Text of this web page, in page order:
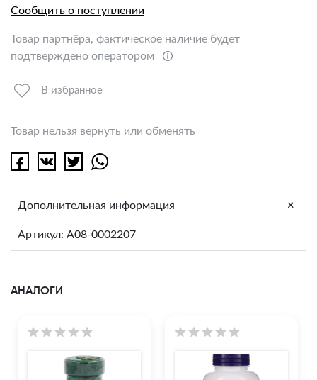
Сообщить о поступлении
Товар партнёра, фактическое наличие будет
подтверждено оператором
В избранное
Товар нельзя вернуть или обменять
Дополнительная информация +
Артикул: A08-0002207
АНАЛОГИ